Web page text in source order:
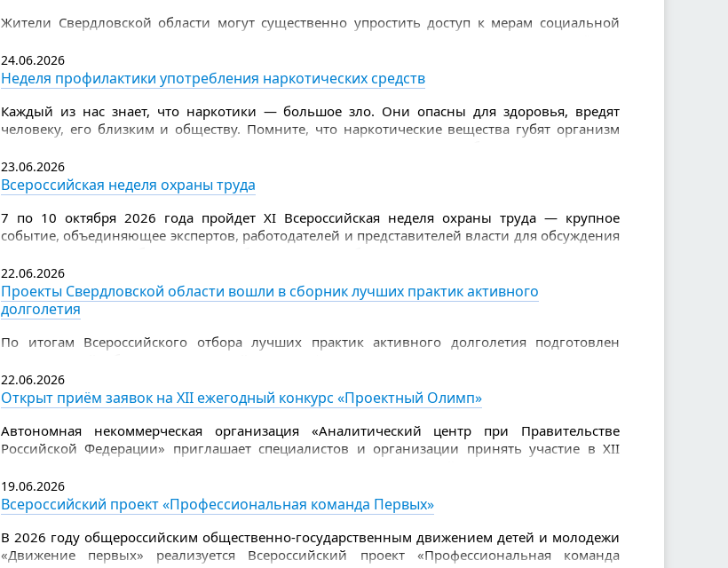
Жители Свердловской области могут существенно упростить доступ к мерам социальной
Такая возможность доступна в личном кабинете Сбербанк Онлайн для владельцев
дебетовой СберКарты «МИР».
24.06.2026
Неделя профилактики употребления наркотических средств
Каждый из нас знает, что наркотики — большое зло. Они опасны для здоровья, вредят
человеку, его близким и обществу. Помните, что наркотические вещества губят организм
наркотиков страдает головной мозг, появляется слабоумие, проблемы с памятью, агрессия.
23.06.2026
Всероссийская неделя охраны труда
7 по 10 октября 2026 года пройдет XI Всероссийская неделя охраны труда — крупное
событие, объединяющее экспертов, работодателей и представителей власти для обсуждения
Организатором мероприятия выступает Министерство труда и социальной защиты
Российской Федерации, оператором — Фонд Росконгресс
22.06.2026
Проекты Свердловской области вошли в сборник лучших практик активного
долголетия
По итогам Всероссийского отбора лучших практик активного долголетия подготовлен
представлены проекты Свердловской области: «Йога на стуле» (Комплексный центр
социального обслуживания города Лесного) и «Школа пожилого возраста» (Министерство
социальной политики Свердловской области совместно с Организационно-методическим
центром социальной помощи).
22.06.2026
Открыт приём заявок на XII ежегодный конкурс «Проектный Олимп»
Автономная некоммерческая организация «Аналитический центр при Правительстве
Российской Федерации» приглашает специалистов и организации принять участие в XII
площадка для обмена опытом, объективной оценки своих компетенций и демонстрации
лучших управленческих практик.
19.06.2026
Всероссийский проект «Профессиональная команда Первых»
В 2026 году общероссийским общественно-государственным движением детей и молодежи
«Движение первых» реализуется Всероссийский проект «Профессиональная команда